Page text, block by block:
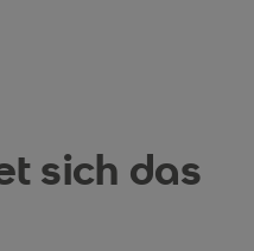
sich das